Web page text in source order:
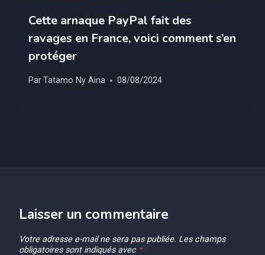
Cette arnaque PayPal fait des
ravages en France, voici comment s’en
protéger
ParTatamo Ny Aina 08/08/2024
Laisser un commentaire
Votre adresse e-mail ne sera pas publiée. Les champs
obligatoires sont indiqués avec *